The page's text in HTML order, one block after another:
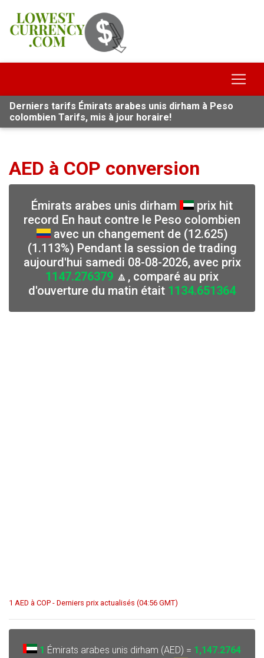
Derniers tarifs Émirats arabes unis dirham à Peso
colombien Tarifs, mis à jour horaire!
AED à COP conversion
Émirats arabes unis dirham
prix hit
record En haut contre le Peso colombien
avec un changement de (12.625)
(1.113%) Pendant la session de trading
aujourd'hui samedi 08-08-2026, avec prix
1147.276379 🔼, comparé au prix
d'ouverture du matin était 1134.651364
1 AED à COP - Derniers prix actualisés (04:56 GMT)
1 Émirats arabes unis dirham (AED) = 1,147.2764